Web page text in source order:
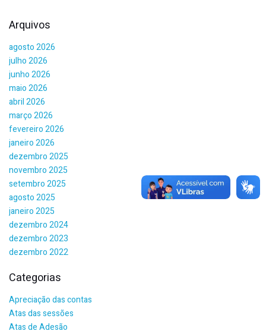
Arquivos
agosto 2026
julho 2026
junho 2026
maio 2026
abril 2026
março 2026
fevereiro 2026
janeiro 2026
dezembro 2025
novembro 2025
setembro 2025
agosto 2025
janeiro 2025
dezembro 2024
dezembro 2023
dezembro 2022
Categorias
Apreciação das contas
Atas das sessões
Atas de Adesão